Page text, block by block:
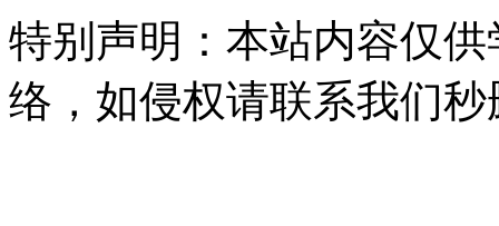
特别声明：本站内容仅
络，如侵权请联系我们秒